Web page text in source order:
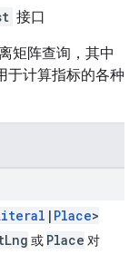
接口
矩阵查询，其中
于计算指标的各种
| Place>
或 Place 对